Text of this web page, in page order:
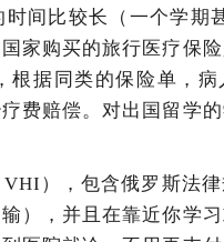
间比较长（一个学期
家购买的旅行医疗保
据同类的保险单，
费赔偿。对出国留学
），包含俄罗斯法
），并且在靠近你学